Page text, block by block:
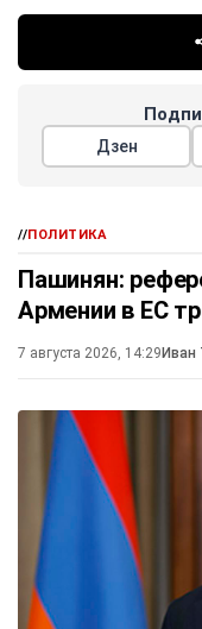
Дзен
//ПОЛИТИКА
Пашинян:
Армении в ЕС
7 августа 2026, 14:29Иван